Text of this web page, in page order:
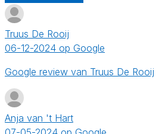
Truus De Rooij
06-12-2024 op Google
Google review van Truus De Rooij
Anja van 't Hart